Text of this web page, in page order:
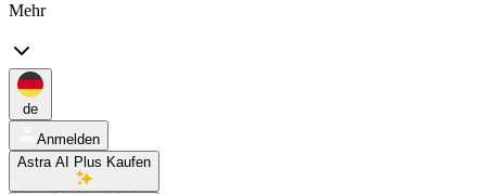
Mehr
de
Anmelden
Astra AI Plus Kaufen